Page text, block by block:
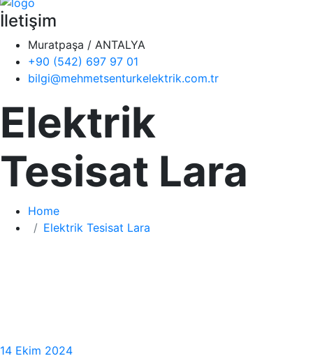
İletişim
Muratpaşa / ANTALYA
+90 (542) 697 97 01
bilgi@mehmetsenturkelektrik.com.tr
Elektrik
Tesisat Lara
Home
Elektrik Tesisat Lara
14 Ekim 2024